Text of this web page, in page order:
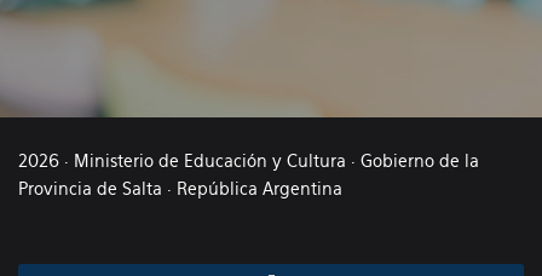
2026 · Ministerio de Educación y Cultura · Gobierno de la
Provincia de Salta · República Argentina